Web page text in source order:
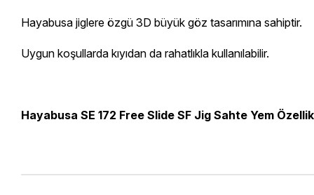
Hayabusa jiglere özgü 3D büyük göz tasarımına sahiptir.
Uygun koşullarda kıyıdan da rahatlıkla kullanılabilir.
Hayabusa SE 172 Free Slide SF Jig Sahte Yem